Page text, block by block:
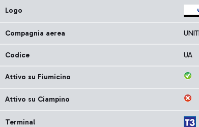
Logo
Compagnia aerea
Codice UA
Attivo su Fiumicino
Attivo su Ciampino
Terminal